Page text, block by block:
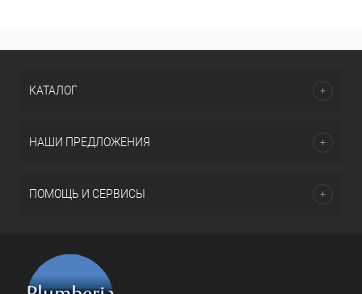
КАТАЛОГ
НАШИ ПРЕДЛОЖЕНИЯ
ПОМОЩЬ И СЕРВИСЫ